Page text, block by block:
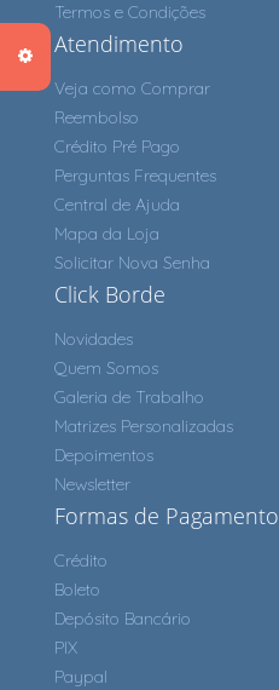
Termos e Condições
Atendimento
Veja como Comprar
Reembolso
Crédito Pré Pago
Perguntas Frequentes
Central de Ajuda
Mapa da Loja
Solicitar Nova Senha
Click Borde
Novidades
Quem Somos
Galeria de Trabalho
Matrizes Personalizadas
Depoimentos
Newsletter
Formas de Pagamento
Crédito
Boleto
Depósito Bancário
PIX
Paypal